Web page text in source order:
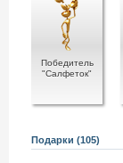
Победитель
"Салфеток"
Подарки (105)